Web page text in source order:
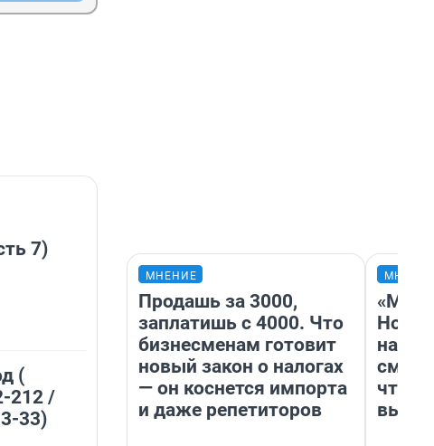
7)
(
212 /
33)
МНЕНИЕ
Продашь за 3000,
заплатишь с 4000. Что
бизнесменам готовит
новый закон о налогах
— он коснется импорта
и даже репетиторов
«Мы